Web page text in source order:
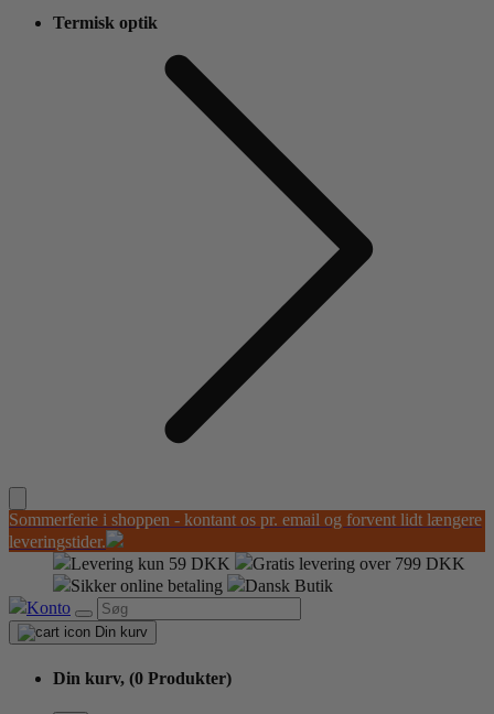
Termisk optik
Sommerferie i shoppen - kontant os pr. email og forvent lidt længere
leveringstider.
Levering kun 59 DKK
Gratis levering over 799 DKK
Sikker online betaling
Dansk Butik
Konto
Din kurv
Din kurv, (0 Produkter)